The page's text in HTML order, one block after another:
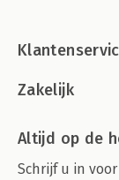
Zakelijk
Altijd op de
Schrijf u in